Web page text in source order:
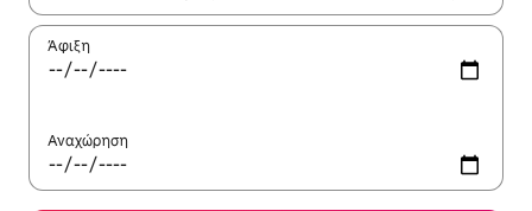
Άφιξη
Αναχώρηση